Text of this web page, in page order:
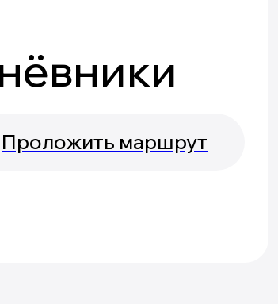
Проложить маршрут